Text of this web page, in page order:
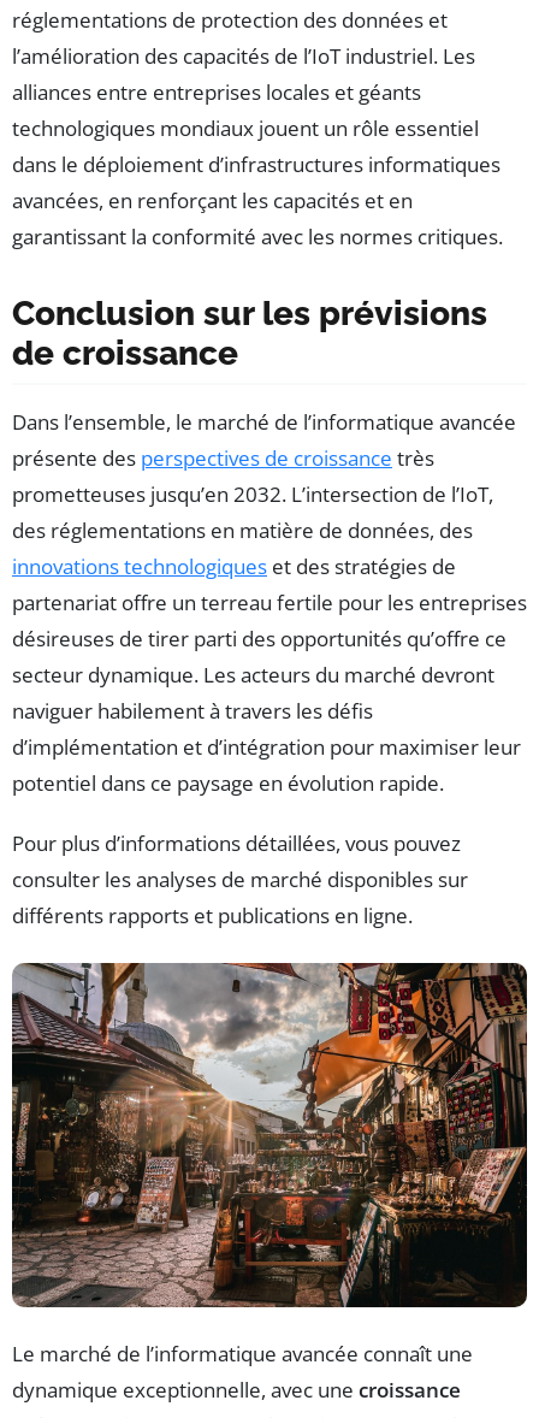
réglementations de protection des données et
l’amélioration des capacités de l’IoT industriel. Les
alliances entre entreprises locales et géants
technologiques mondiaux jouent un rôle essentiel
dans le déploiement d’infrastructures informatiques
avancées, en renforçant les capacités et en
garantissant la conformité avec les normes critiques.
Conclusion sur les prévisions
de croissance
Dans l’ensemble, le marché de l’informatique avancée
présente des perspectives de croissance très
prometteuses jusqu’en 2032. L’intersection de l’IoT,
des réglementations en matière de données, des
innovations technologiques et des stratégies de
partenariat offre un terreau fertile pour les entreprises
désireuses de tirer parti des opportunités qu’offre ce
secteur dynamique. Les acteurs du marché devront
naviguer habilement à travers les défis
d’implémentation et d’intégration pour maximiser leur
potentiel dans ce paysage en évolution rapide.
Pour plus d’informations détaillées, vous pouvez
consulter les analyses de marché disponibles sur
différents rapports et publications en ligne.
Le marché de l’informatique avancée connaît une
dynamique exceptionnelle, avec une croissance